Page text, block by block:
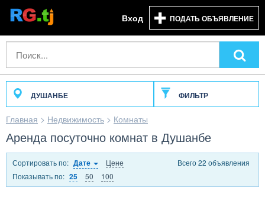
Вход ПОДАТЬ ОБЪЯВЛЕНИЕ
ДУШАНБЕ ФИЛЬТР
Главная > Недвижимость > Комнаты
Аренда посуточно комнат в Душанбе
Сортировать по: Дате
Цене
Показывать по: 25 50 100
Всего 22 объявления